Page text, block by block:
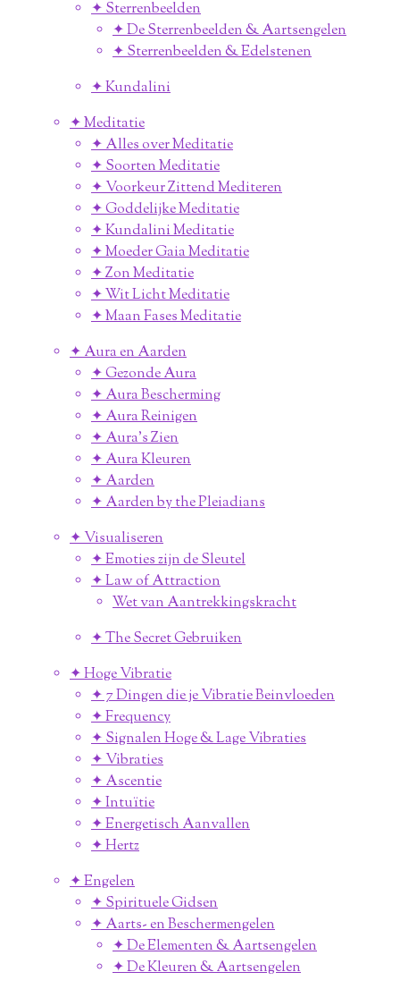
✦ Sterrenbeelden
✦ De Sterrenbeelden & Aartsengelen
✦ Sterrenbeelden & Edelstenen
✦ Kundalini
✦ Meditatie
✦ Alles over Meditatie
✦ Soorten Meditatie
✦ Voorkeur Zittend Mediteren
✦ Goddelijke Meditatie
✦ Kundalini Meditatie
✦ Moeder Gaia Meditatie
✦ Zon Meditatie
✦ Wit Licht Meditatie
✦ Maan Fases Meditatie
✦ Aura en Aarden
✦ Gezonde Aura
✦ Aura Bescherming
✦ Aura Reinigen
✦ Aura's Zien
✦ Aura Kleuren
✦ Aarden
✦ Aarden by the Pleiadians
✦ Visualiseren
✦ Emoties zijn de Sleutel
✦ Law of Attraction
Wet van Aantrekkingskracht
✦ The Secret Gebruiken
✦ Hoge Vibratie
✦ 7 Dingen die je Vibratie Beinvloeden
✦ Frequency
✦ Signalen Hoge & Lage Vibraties
✦ Vibraties
✦ Ascentie
✦ Intuïtie
✦ Energetisch Aanvallen
✦ Hertz
✦ Engelen
✦ Spirituele Gidsen
✦ Aarts- en Beschermengelen
✦ De Elementen & Aartsengelen
✦ De Kleuren & Aartsengelen